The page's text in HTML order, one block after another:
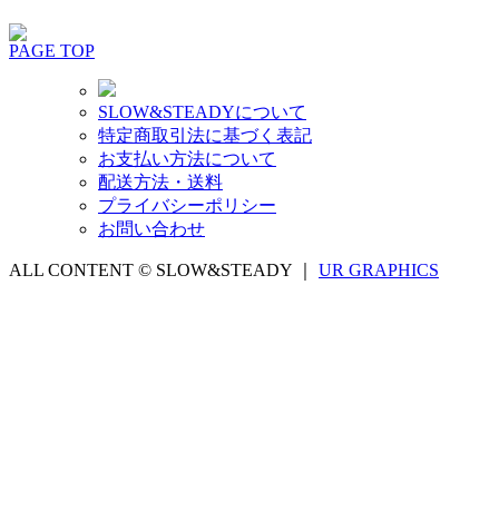
PAGE TOP
SLOW&STEADYについて
特定商取引法に基づく表記
お支払い方法について
配送方法・送料
プライバシーポリシー
お問い合わせ
ALL CONTENT © SLOW&STEADY ｜ UR GRAPHICS